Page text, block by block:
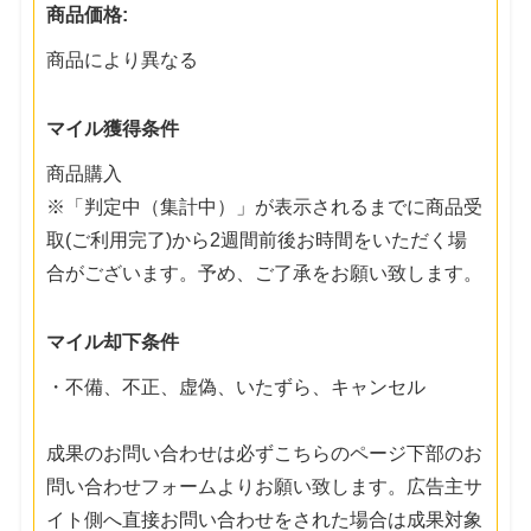
商品価格:
商品により異なる
マイル獲得条件
商品購入
※「判定中（集計中）」が表示されるまでに商品受
取(ご利用完了)から2週間前後お時間をいただく場
合がございます。予め、ご了承をお願い致します。
マイル却下条件
・不備、不正、虚偽、いたずら、キャンセル
成果のお問い合わせは必ずこちらのページ下部のお
問い合わせフォームよりお願い致します。広告主サ
イト側へ直接お問い合わせをされた場合は成果対象